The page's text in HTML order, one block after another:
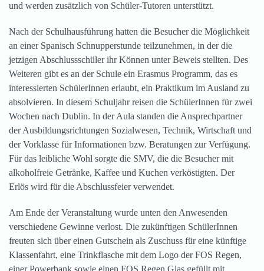
und werden zusätzlich von Schüler-Tutoren unterstützt.
Nach der Schulhausführung hatten die Besucher die Möglichkeit
an einer Spanisch Schnupperstunde teilzunehmen, in der die
jetzigen Abschlussschüler ihr Können unter Beweis stellten. Des
Weiteren gibt es an der Schule ein Erasmus Programm, das es
interessierten SchülerInnen erlaubt, ein Praktikum im Ausland zu
absolvieren. In diesem Schuljahr reisen die SchülerInnen für zwei
Wochen nach Dublin. In der Aula standen die Ansprechpartner
der Ausbildungsrichtungen Sozialwesen, Technik, Wirtschaft und
der Vorklasse für Informationen bzw. Beratungen zur Verfügung.
Für das leibliche Wohl sorgte die SMV, die die Besucher mit
alkoholfreie Getränke, Kaffee und Kuchen verköstigten. Der
Erlös wird für die Abschlussfeier verwendet.
Am Ende der Veranstaltung wurde unten den Anwesenden
verschiedene Gewinne verlost. Die zukünftigen SchülerInnen
freuten sich über einen Gutschein als Zuschuss für eine künftige
Klassenfahrt, eine Trinkflasche mit dem Logo der FOS Regen,
einer Powerbank sowie einen FOS Regen Glas gefüllt mit